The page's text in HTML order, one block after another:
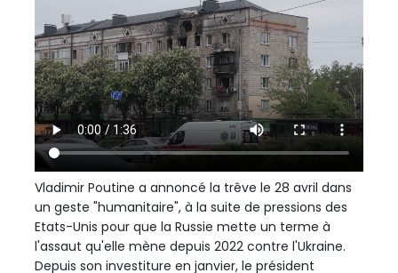
Vladimir Poutine a annoncé la trêve le 28 avril dans
un geste "humanitaire", à la suite de pressions des
Etats-Unis pour que la Russie mette un terme à
l'assaut qu'elle mène depuis 2022 contre l'Ukraine.
Depuis son investiture en janvier, le président